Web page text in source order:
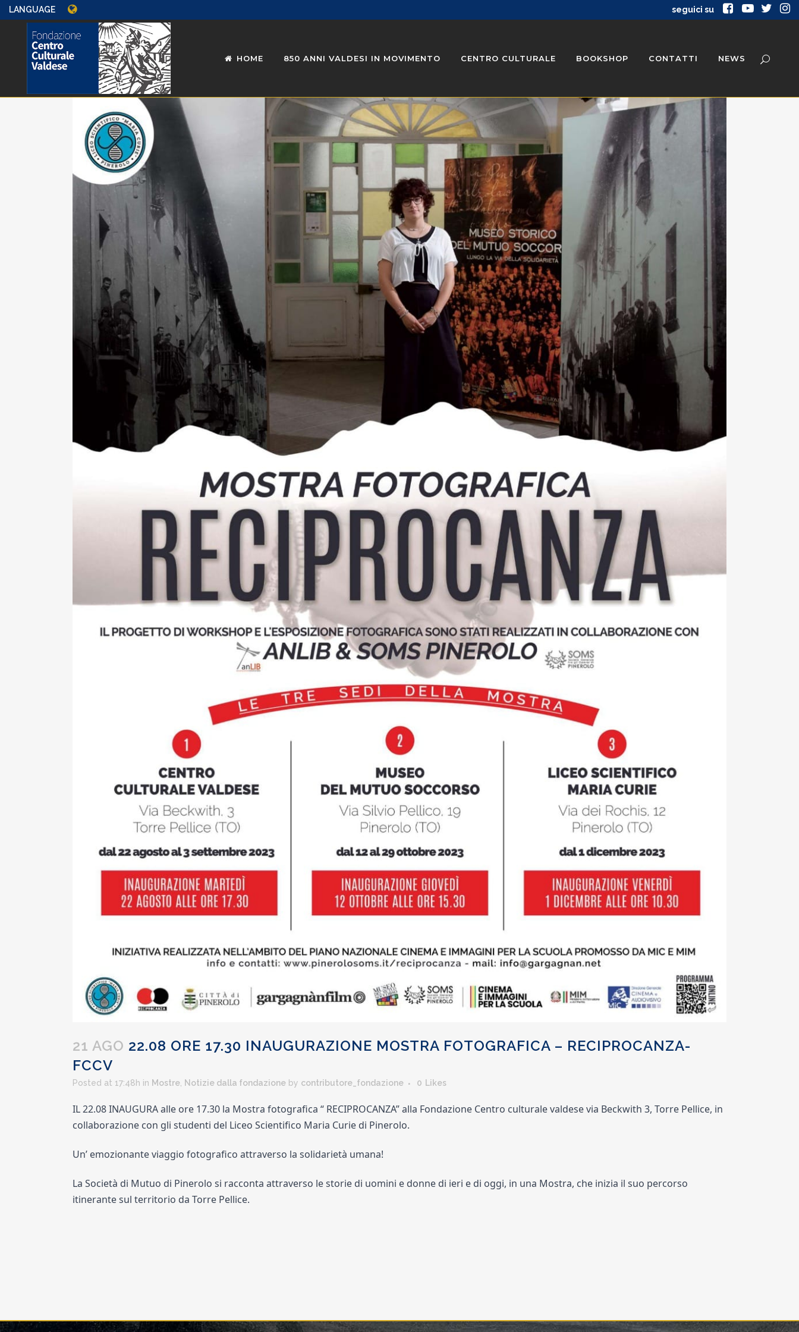
LANGUAGE seguici su
HOME 850 ANNI VALDESI IN MOVIMENTO CENTRO CULTURALE BOOKSHOP CONTATTI NEWS
21 AGO 22.08 ORE 17.30 INAUGURAZIONE MOSTRA FOTOGRAFICA – RECIPROCANZA-
FCCV
Posted at 17:48h in Mostre Notizie dalla fondazione by contributore_fondazione 0 Likes
IL 22.08 INAUGURA alle ore 17.30 la Mostra fotografica “ RECIPROCANZA” alla Fondazione Centro culturale valdese via Beckwith 3, Torre Pellice, in
collaborazione con gli studenti del Liceo Scientifico Maria Curie di Pinerolo.
Un’ emozionante viaggio fotografico attraverso la solidarietà umana!
La Società di Mutuo di Pinerolo si racconta attraverso le storie di uomini e donne di ieri e di oggi, in una Mostra, che inizia il suo percorso
itinerante sul territorio da Torre Pellice.